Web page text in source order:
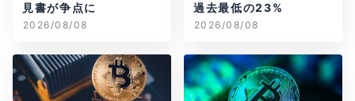
見書が争点に
2026/08/08
過去最低の23%
2026/08/08